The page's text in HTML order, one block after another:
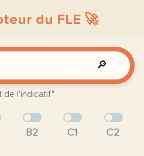
du FLE 🚀
🔎
de l'indicatif"
B2 C1 C2